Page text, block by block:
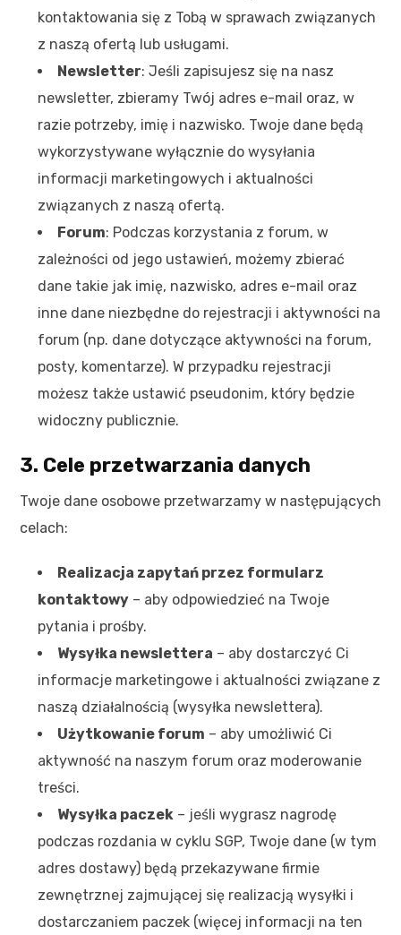
kontaktowania się z Tobą w sprawach związanych
z naszą ofertą lub usługami.
Newsletter: Jeśli zapisujesz się na nasz
newsletter, zbieramy Twój adres e-mail oraz, w
razie potrzeby, imię i nazwisko. Twoje dane będą
wykorzystywane wyłącznie do wysyłania
informacji marketingowych i aktualności
związanych z naszą ofertą.
Forum: Podczas korzystania z forum, w
zależności od jego ustawień, możemy zbierać
dane takie jak imię, nazwisko, adres e-mail oraz
inne dane niezbędne do rejestracji i aktywności na
forum (np. dane dotyczące aktywności na forum,
posty, komentarze). W przypadku rejestracji
możesz także ustawić pseudonim, który będzie
widoczny publicznie.
3. Cele przetwarzania danych
Twoje dane osobowe przetwarzamy w następujących
celach:
Realizacja zapytań przez formularz
kontaktowy – aby odpowiedzieć na Twoje
pytania i prośby.
Wysyłka newslettera – aby dostarczyć Ci
informacje marketingowe i aktualności związane z
naszą działalnością (wysyłka newslettera).
Użytkowanie forum – aby umożliwić Ci
aktywność na naszym forum oraz moderowanie
treści.
Wysyłka paczek – jeśli wygrasz nagrodę
podczas rozdania w cyklu SGP, Twoje dane (w tym
adres dostawy) będą przekazywane firmie
zewnętrznej zajmującej się realizacją wysyłki i
dostarczaniem paczek (więcej informacji na ten